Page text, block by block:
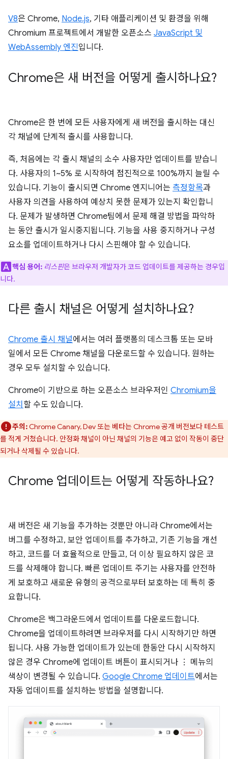
V8은 Chrome, Node.js, 기타 애플리케이션 및 환경을 위해
Chromium 프로젝트에서 개발한 오픈소스 JavaScript 및
WebAssembly 엔진입니다.
Chrome은 새 버전을 어떻게 출시하나요?
Chrome은 한 번에 모든 사용자에게 새 버전을 출시하는 대신
각 채널에 단계적 출시를 사용합니다.
즉, 처음에는 각 출시 채널의 소수 사용자만 업데이트를 받습니
다. 사용자의 1~5% 로 시작하여 점진적으로 100%까지 늘릴 수
있습니다. 기능이 출시되면 Chrome 엔지니어는 측정항목과
사용자 의견을 사용하여 예상치 못한 문제가 있는지 확인합니
다. 문제가 발생하면 Chrome팀에서 문제 해결 방법을 파악하
는 동안 출시가 일시중지됩니다. 기능을 사용 중지하거나 구성
요소를 업데이트하거나 다시 스핀해야 할 수 있습니다.
핵심 용어: 리스핀은 브라우저 개발자가 코드 업데이트를 제공하는 경우입
니다.
다른 출시 채널은 어떻게 설치하나요?
Chrome 출시 채널에서는 여러 플랫폼의 데스크톱 또는 모바
일에서 모든 Chrome 채널을 다운로드할 수 있습니다. 원하는
경우 모두 설치할 수 있습니다.
Chrome이 기반으로 하는 오픈소스 브라우저인 Chromium을
설치 할 수도 있습니다.
주의:Chrome Canary, Dev 또는 베타는 Chrome 공개 버전보다 테스트
를 적게 거쳤습니다. 안정화 채널이 아닌 채널의 기능은 예고 없이 작동이 중단
되거나 삭제될 수 있습니다.
Chrome 업데이트는 어떻게 작동하나요?
새 버전은 새 기능을 추가하는 것뿐만 아니라 Chrome에서는
버그를 수정하고, 보안 업데이트를 추가하고, 기존 기능을 개선
하고, 코드를 더 효율적으로 만들고, 더 이상 필요하지 않은 코
드를 삭제해야 합니다. 빠른 업데이트 주기는 사용자를 안전하
게 보호하고 새로운 유형의 공격으로부터 보호하는 데 특히 중
요합니다.
Chrome은 백그라운드에서 업데이트를 다운로드합니다.
Chrome을 업데이트하려면 브라우저를 다시 시작하기만 하면
됩니다. 사용 가능한 업데이트가 있는데 한동안 다시 시작하지
않은 경우 Chrome에 업데이트 버튼이 표시되거나 ⋮ 메뉴의
색상이 변경될 수 있습니다. Google Chrome 업데이트에서는
자동 업데이트를 설치하는 방법을 설명합니다.